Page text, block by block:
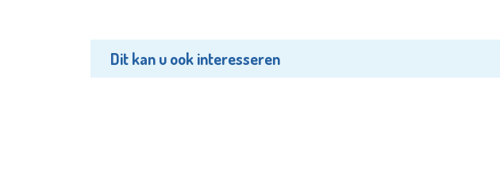
Dit kan u ook interesseren